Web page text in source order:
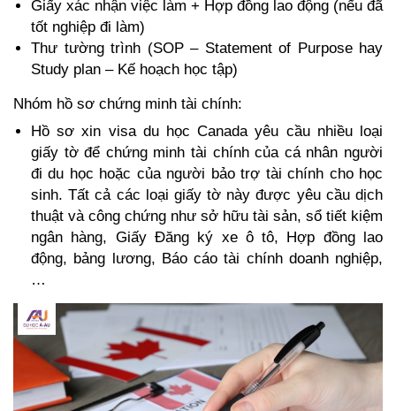
Giấy xác nhận việc làm + Hợp đồng lao động (nếu đã
tốt nghiệp đi làm)
Thư tường trình (SOP – Statement of Purpose hay
Study plan – Kế hoạch học tập)
Nhóm hồ sơ chứng minh tài chính:
Hồ sơ xin visa du học Canada yêu cầu nhiều loại
giấy tờ để chứng minh tài chính của cá nhân người
đi du học hoặc của người bảo trợ tài chính cho học
sinh. Tất cả các loại giấy tờ này được yêu cầu dịch
thuật và công chứng như sở hữu tài sản, sổ tiết kiệm
ngân hàng, Giấy Đăng ký xe ô tô, Hợp đồng lao
động, bảng lương, Báo cáo tài chính doanh nghiệp,
…